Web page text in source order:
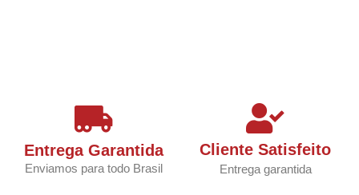
Entrega Garantida
Enviamos para todo Brasil
Cliente Satisfeito
Entrega garantida